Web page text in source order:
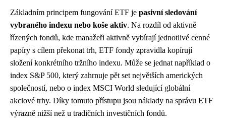
Základním principem fungování ETF je pasivní sledování
vybraného indexu nebo koše aktiv. Na rozdíl od aktivně
řízených fondů, kde manažeři aktivně vybírají jednotlivé cenné
papíry s cílem překonat trh, ETF fondy zpravidla kopírují
složení konkrétního tržního indexu. Může se jednat například o
index S&P 500, který zahrnuje pět set největších amerických
společností, nebo o index MSCI World sledující globální
akciové trhy. Díky tomuto přístupu jsou náklady na správu ETF
výrazně nižší než u tradičních investičních fondů.